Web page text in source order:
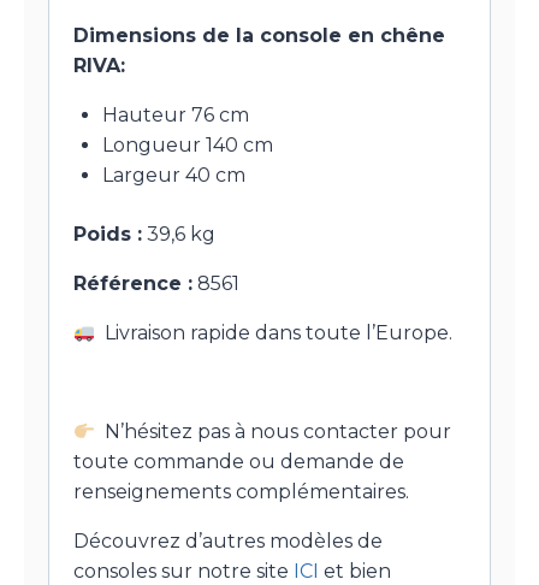
Dimensions de la console en chêne
RIVA:
Hauteur 76 cm
Longueur 140 cm
Largeur 40 cm
Poids : 39,6 kg
Référence : 8561
Livraison rapide dans toute l’Europe.
N’hésitez pas à nous contacter pour
toute commande ou demande de
renseignements complémentaires.
Découvrez d’autres modèles de
consoles sur notre site ICI et bien